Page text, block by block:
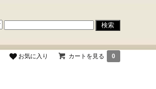
お気に入り カートを見る 0